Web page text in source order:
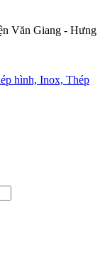
Văn Giang - Hưng
hình, Inox, Thép